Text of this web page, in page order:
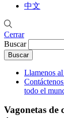
中文
Cerrar
Buscar
Llamenos al
todo el
Vagonetas